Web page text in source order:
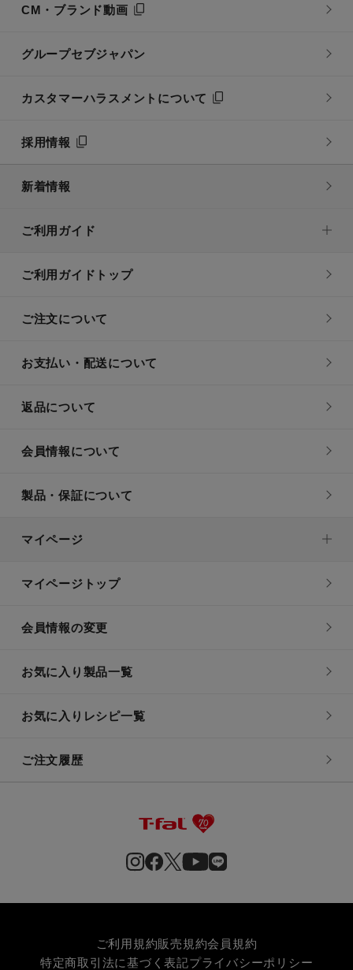
CM・ブランド動画
グループセブジャパン
カスタマーハラスメントについて
採用情報
新着情報
ご利用ガイド
ご利用ガイドトップ
ご注文について
お支払い・配送について
返品について
会員情報について
製品・保証について
マイページ
マイページトップ
会員情報の変更
お気に入り製品一覧
お気に入りレシピ一覧
ご注文履歴
ご利用規約販売規約会員規約
特定商取引法に基づく表記プライバシーポリシー